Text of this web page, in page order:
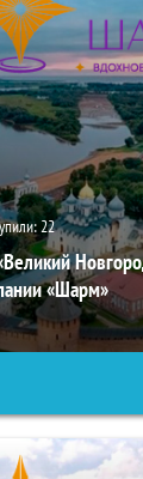
22
«Шарм»